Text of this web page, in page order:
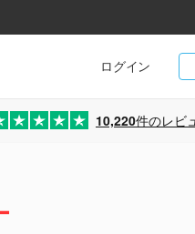
ログイン
10,220件のレビ